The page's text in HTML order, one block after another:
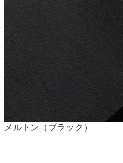
メルトン（ブラック）